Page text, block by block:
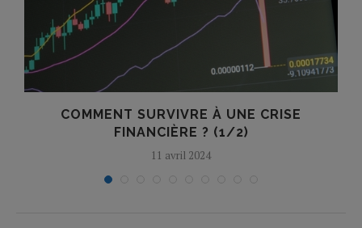
COMMENT SURVIVRE À UNE CRISE
FINANCIÈRE ? (1/2)
11 avril 2024